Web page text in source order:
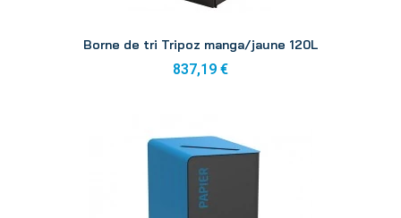
Borne de tri Tripoz manga/jaune 120L
837,19 €